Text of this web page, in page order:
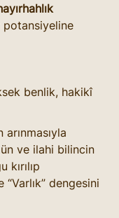
potansiyeline
benlik, hakikî
ve ilahi bilincin
dengesini